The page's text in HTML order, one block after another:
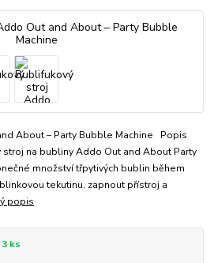
About – Party Bubble Machine Popis
na bubliny Addo Out and About Party
množství třpytivých bublin během
tekutinu, zapnout přístroj a
popis
ks